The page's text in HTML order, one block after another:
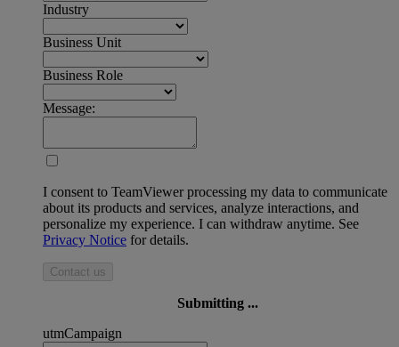
Industry
Business Unit
Business Role
Message:
I consent to TeamViewer processing my data to communicate
about its products and services, analyze interactions, and
personalize my experience. I can withdraw anytime. See
Privacy Notice for details.
Contact us
Submitting ...
utmCampaign